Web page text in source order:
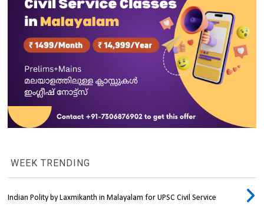
WEEK TRENDING
Indian Polity by Laxmikanth in Malayalam for UPSC Civil Service